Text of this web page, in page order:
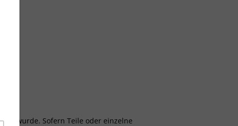
wurde. Sofern Teile oder einzelne